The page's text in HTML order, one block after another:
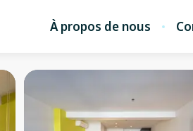
À propos de nous